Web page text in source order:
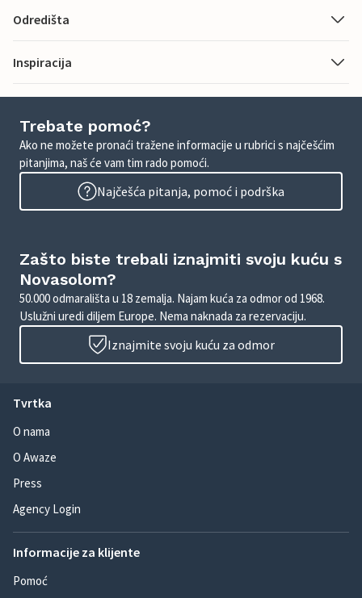
Odredišta
Inspiracija
Trebate pomoć?
Ako ne možete pronaći tražene informacije u rubrici s najčešćim
pitanjima, naš će vam tim rado pomoći.
Najčešća pitanja, pomoć i podrška
Zašto biste trebali iznajmiti svoju kuću s
Novasolom?
50.000 odmarališta u 18 zemalja. Najam kuća za odmor od 1968.
Uslužni uredi diljem Europe. Nema naknada za rezervaciju.
Iznajmite svoju kuću za odmor
Tvrtka
O nama
O Awaze
Press
Agency Login
Informacije za klijente
Pomoć